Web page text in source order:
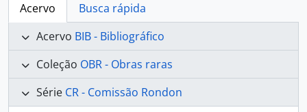
Acervo
Busca rápida
Acervo BIB - Bibliográfico
Coleção OBR - Obras raras
Série CR - Comissão Rondon